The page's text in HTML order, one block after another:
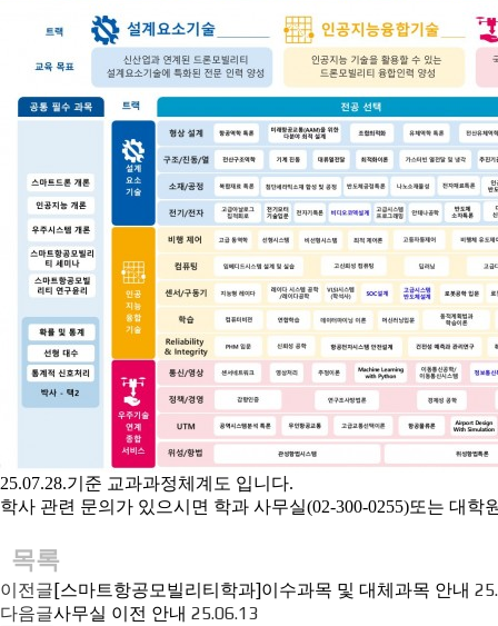
25.07.28.기준 교과과정체계도 입니다.
학사 관련 문의가 있으시면 학과 사무실(02-300-0255)또는 대학
목록
이전글[스마트항공모빌리티학과]이수과목 및 대체과목 안내
다음글사무실 이전 안내 25.06.13